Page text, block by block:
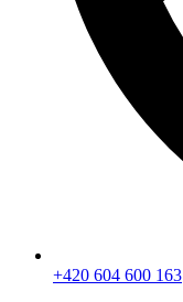
+420 604 600 163